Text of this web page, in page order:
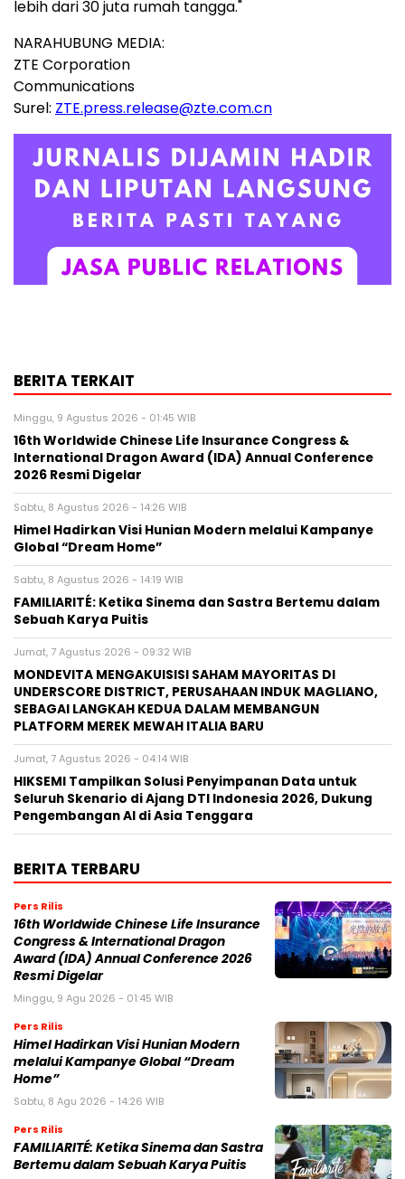
lebih dari 30 juta rumah tangga."
NARAHUBUNG MEDIA:
ZTE Corporation
Communications
Surel: ZTE.press.release@zte.com.cn
BERITA TERKAIT
Minggu, 9 Agustus 2026 - 01:45 WIB
16th Worldwide Chinese Life Insurance Congress &
International Dragon Award (IDA) Annual Conference
2026 Resmi Digelar
Sabtu, 8 Agustus 2026 - 14:26 WIB
Himel Hadirkan Visi Hunian Modern melalui Kampanye
Global “Dream Home”
Sabtu, 8 Agustus 2026 - 14:19 WIB
FAMILIARITÉ: Ketika Sinema dan Sastra Bertemu dalam
Sebuah Karya Puitis
Jumat, 7 Agustus 2026 - 09:32 WIB
MONDEVITA MENGAKUISISI SAHAM MAYORITAS DI
UNDERSCORE DISTRICT, PERUSAHAAN INDUK MAGLIANO,
SEBAGAI LANGKAH KEDUA DALAM MEMBANGUN
PLATFORM MEREK MEWAH ITALIA BARU
Jumat, 7 Agustus 2026 - 04:14 WIB
HIKSEMI Tampilkan Solusi Penyimpanan Data untuk
Seluruh Skenario di Ajang DTI Indonesia 2026, Dukung
Pengembangan AI di Asia Tenggara
BERITA TERBARU
Pers Rilis
16th Worldwide Chinese Life Insurance
Congress & International Dragon
Award (IDA) Annual Conference 2026
Resmi Digelar
Minggu, 9 Agu 2026 - 01:45 WIB
Pers Rilis
Himel Hadirkan Visi Hunian Modern
melalui Kampanye Global “Dream
Home”
Sabtu, 8 Agu 2026 - 14:26 WIB
Pers Rilis
FAMILIARITÉ: Ketika Sinema dan Sastra
Bertemu dalam Sebuah Karya Puitis